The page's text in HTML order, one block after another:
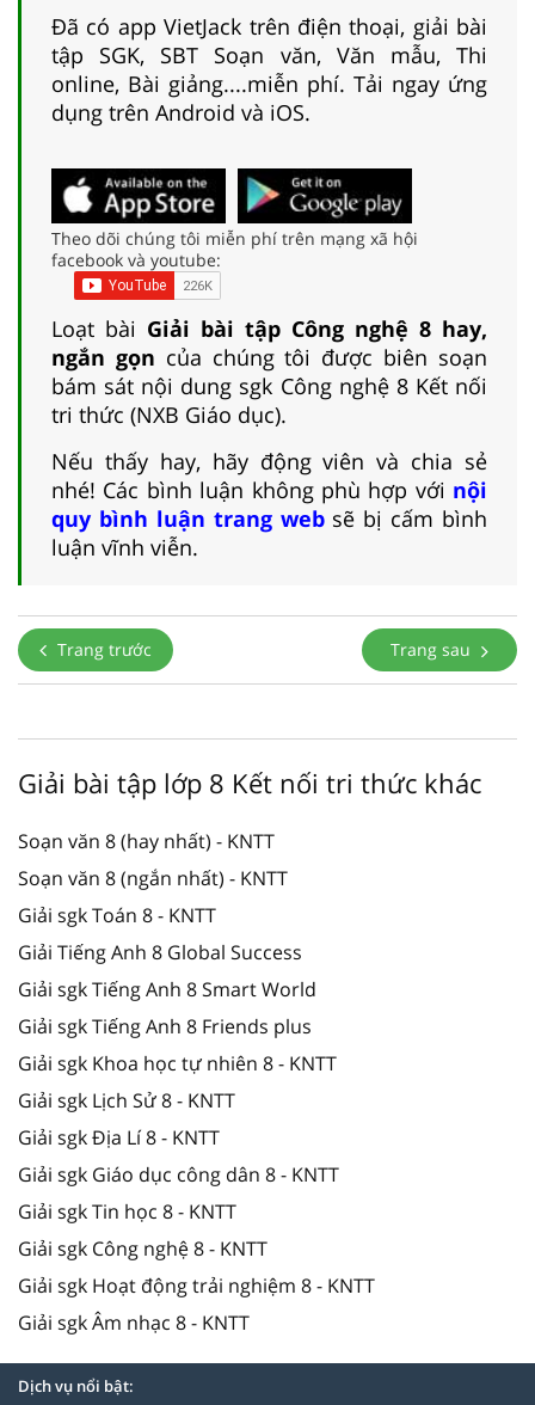
Đã có app VietJack trên điện thoại, giải bài
tập SGK, SBT Soạn văn, Văn mẫu, Thi
online, Bài giảng....miễn phí. Tải ngay ứng
dụng trên Android và iOS.
Theo dõi chúng tôi miễn phí trên mạng xã hội
facebook và youtube:
Loạt bài Giải bài tập Công nghệ 8 hay,
ngắn gọn của chúng tôi được biên soạn
bám sát nội dung sgk Công nghệ 8 Kết nối
tri thức (NXB Giáo dục).
Nếu thấy hay, hãy động viên và chia sẻ
nhé! Các bình luận không phù hợp với nội
quy bình luận trang websẽ bị cấm bình
luận vĩnh viễn.
Trang trước Trang sau
Giải bài tập lớp 8 Kết nối tri thức khác
Soạn văn 8 (hay nhất) - KNTT
Soạn văn 8 (ngắn nhất) - KNTT
Giải sgk Toán 8 - KNTT
Giải Tiếng Anh 8 Global Success
Giải sgk Tiếng Anh 8 Smart World
Giải sgk Tiếng Anh 8 Friends plus
Giải sgk Khoa học tự nhiên 8 - KNTT
Giải sgk Lịch Sử 8 - KNTT
Giải sgk Địa Lí 8 - KNTT
Giải sgk Giáo dục công dân 8 - KNTT
Giải sgk Tin học 8 - KNTT
Giải sgk Công nghệ 8 - KNTT
Giải sgk Hoạt động trải nghiệm 8 - KNTT
Giải sgk Âm nhạc 8 - KNTT
Dịch vụ nổi bật: